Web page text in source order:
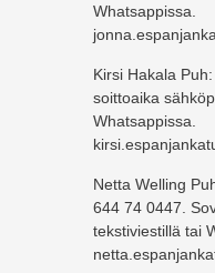
Whatsappissa.
Kirsi Hakala
soittoaika
Whatsappissa.
Netta Welling
644 74 0447.
tekstiviestillä tai